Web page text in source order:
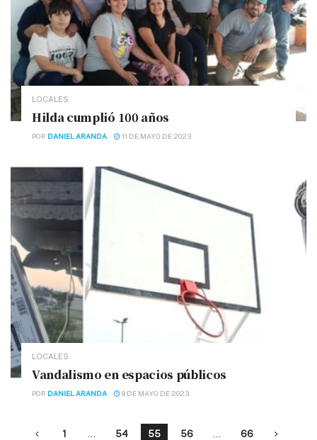
LOCALES
Hilda cumplió 100 años
POR DANIEL ARANDA 11 DE MAYO DE 2023
LOCALES
Vandalismo en espacios públicos
POR DANIEL ARANDA 9 DE MAYO DE 2023
1 54 55 56 66